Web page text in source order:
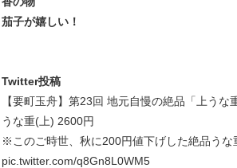
茄子が嬉しい！
Twitter投稿
【要町玉舟】第23回 地元自慢の絶品「上う
うな重(上) 2600円
※このご時世、秋に200円値下げした絶品うな
pic.twitter.com/q8Gn8L0WM5